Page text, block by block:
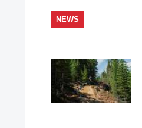
NEWS